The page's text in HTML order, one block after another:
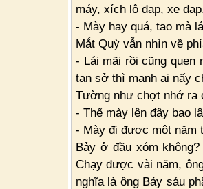
máy, xích lô đạp, xe
- Mày hay quá, tao mà
Mắt Quỳ vẫn nhìn về
- Lái mãi rồi cũng quen
tan sở thì mạnh ai nấy
Tường như chợt nhớ ra
- Thế mày lên đây bao
- Mày đi được một năm
Bảy ở đầu xóm
Chạy được vài năm,
nghĩa là ông Bảy sáu